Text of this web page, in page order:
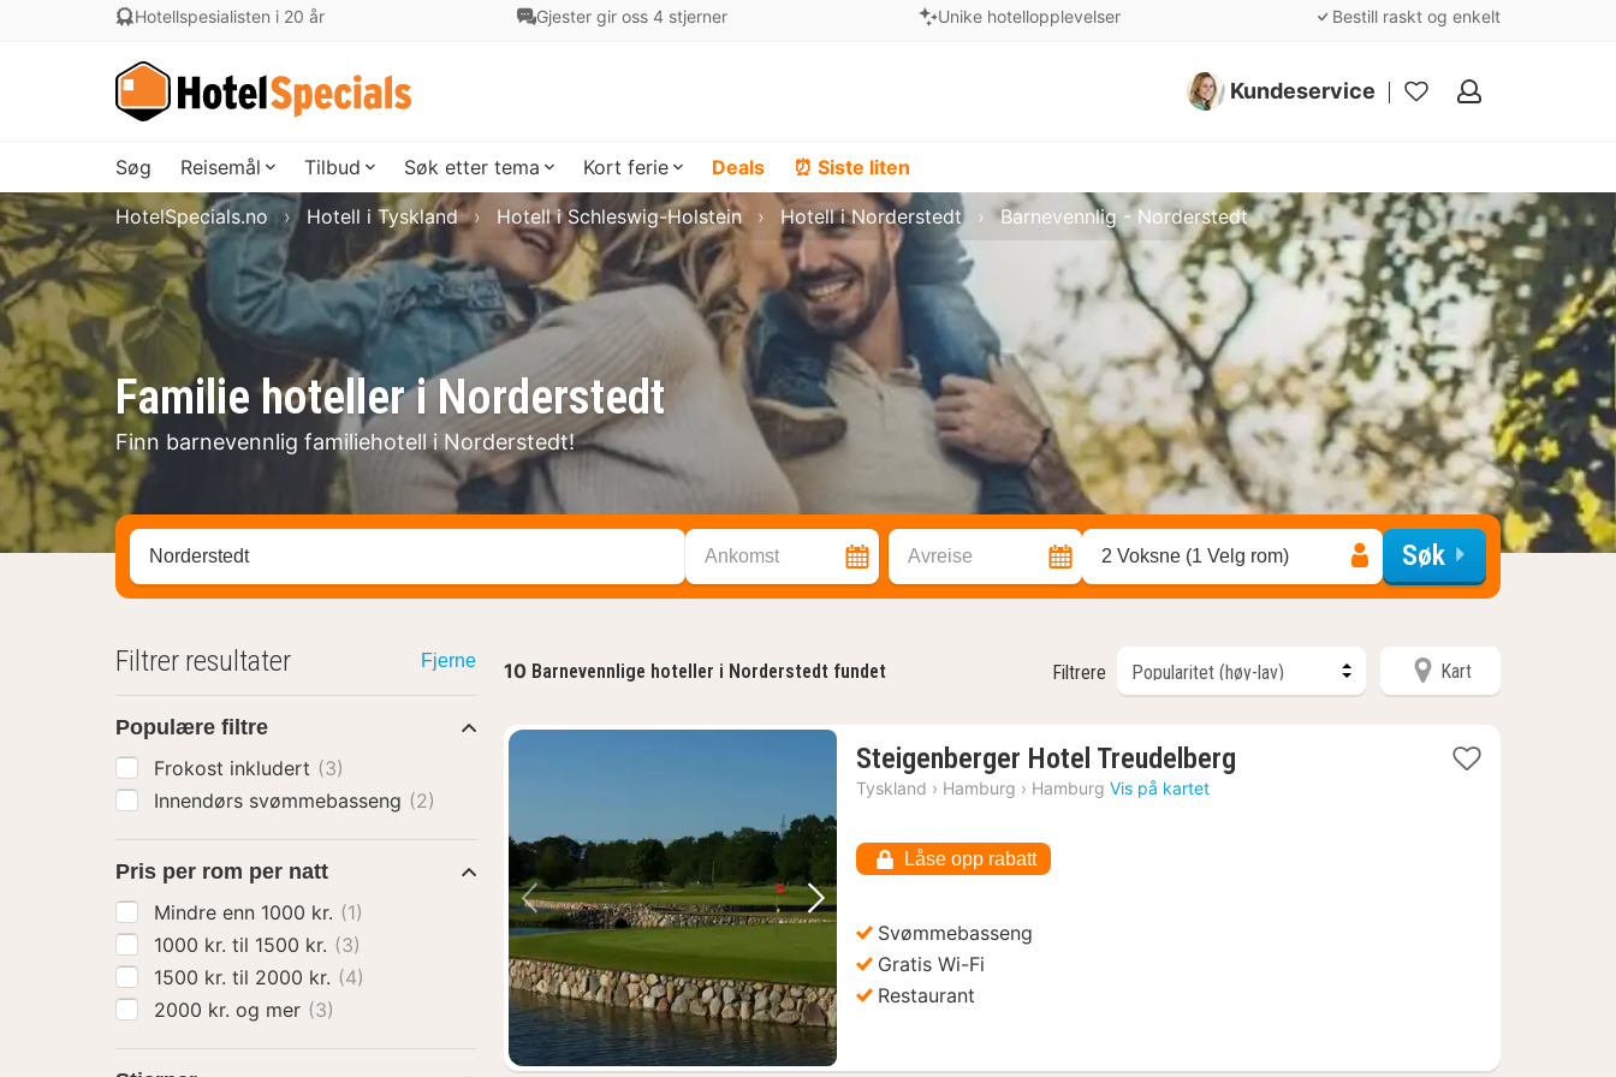
Hotellspesialisten i 20 år Gjester gir oss 4 stjerner Unike hotellopplevelser Bestill raskt og enkelt
Kundeservice
Mine
Søg Reisemål Tilbud Søk etter tema Kort ferie Deals ⏰ Siste liten
Familie hoteller i Norderstedt
Finn barnevennlig familiehotell i Norderstedt!
HotelSpecials.no Hotell i Tyskland Hotell i Schleswig-Holstein Hotell i Norderstedt Barnevennlig - Norderstedt
Søk hotell, region eller by Ankomst Avreise 2 Voksne (1 Velg rom) Søk
10 Barnevennlige hoteller i Norderstedt fundet Filtrere Kart
Forrige bilde Neste bilde
Steigenberger Hotel Treudelberg
Tyskland › Hamburg › Hamburg Vis på kartet
Låse opp rabatt
Svømmebasseng
Gratis Wi-Fi
Restaurant
Filtrer resultater Fjerne
Populære filtre
Frokost inkludert (3)
Innendørs svømmebasseng (2)
Pris per rom per natt
Mindre enn 1000 kr. (1)
1000 kr. til 1500 kr. (3)
1500 kr. til 2000 kr. (4)
2000 kr. og mer (3)